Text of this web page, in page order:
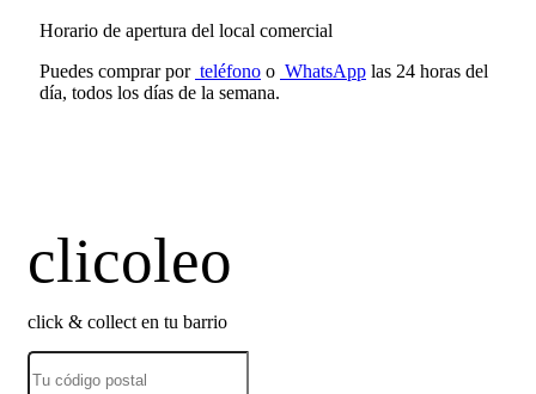
Horario de apertura del local comercial
Puedes comprar por teléfono o WhatsApp las 24 horas del
día, todos los días de la semana.
clicoleo
click & collect en tu barrio